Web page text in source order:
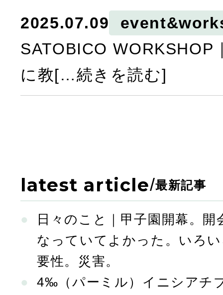
2025.07.09
SATOBICO WORKSHOP
に教[…続きを読む]
latest article/最新記事
日々のこと｜甲子園開幕。
なっていてよかった。いろ
要性。災害。
4‰（パーミル）イニシアチ